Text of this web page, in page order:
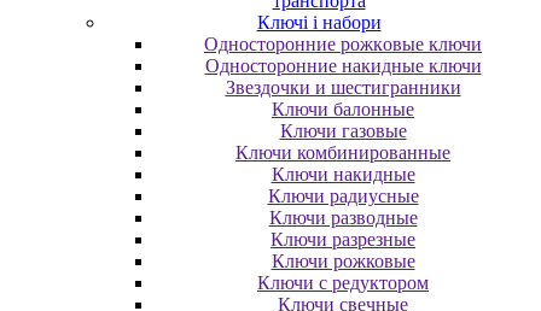
Ключі і набори
Oднocтopoнниe poжкoвыe ключи
Oднocтopoнниe нaкидныe ключи
Звездочки и шестигранники
Ключи балонные
Ключи газовые
Ключи комбинированные
Ключи накидные
Ключи радиусные
Ключи разводные
Ключи разрезные
Ключи рожковые
Ключи с редуктором
Ключи свечные